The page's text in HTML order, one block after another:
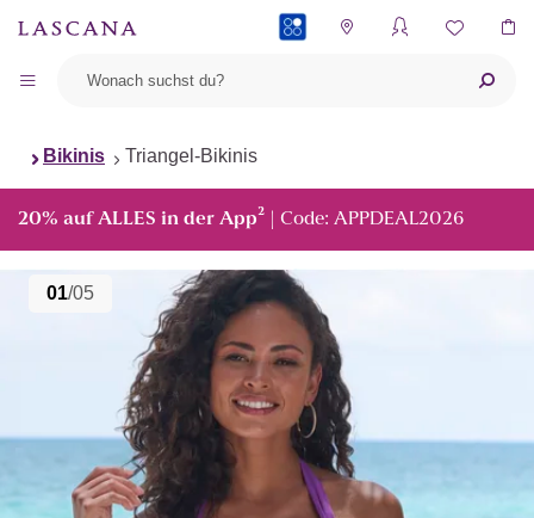
Bikinis Triangel-Bikinis
20% auf ALLES in der App² | Code: APPDEAL2026
01/05